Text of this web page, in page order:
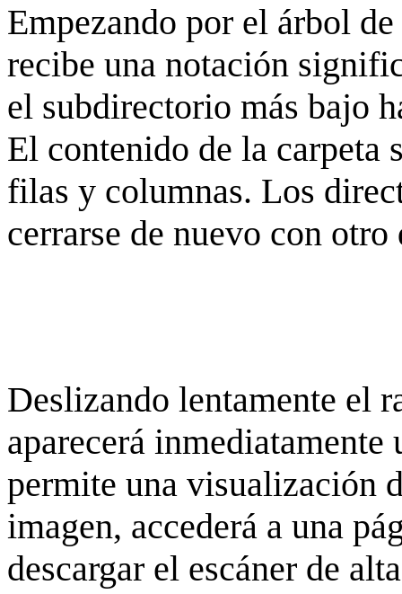
Empezando por el árbol
recibe una notación
el subdirectorio más bajo
El contenido de la carpeta
filas y columnas. Los
cerrarse de nuevo con
Deslizando lentamente el
aparecerá
permite una visualización
imagen, accederá a una
descargar el escáner de